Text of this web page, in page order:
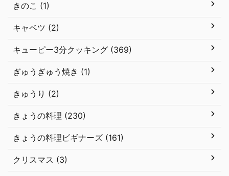
きのこ (1)
キャベツ (2)
キューピー3分クッキング (369)
ぎゅうぎゅう焼き (1)
きゅうり (2)
きょうの料理 (230)
きょうの料理ビギナーズ (161)
クリスマス (3)